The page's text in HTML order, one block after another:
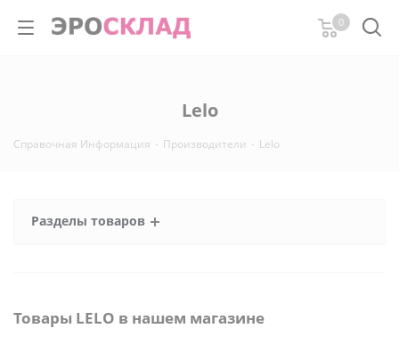
0
Lelo
Справочная Информация - Производители - Lelo
Разделы товаров
Товары LELO в нашем магазине